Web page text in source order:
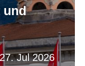
27. Jul 2026
und